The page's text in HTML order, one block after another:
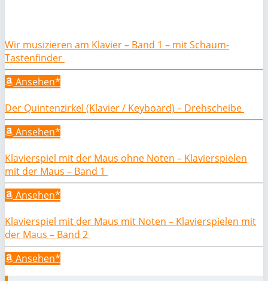
Wir musizieren am Klavier – Band 1 – mit Schaum-
Tastenfinder
Ansehen*
Der Quintenzirkel (Klavier / Keyboard) – Drehscheibe
Ansehen*
Klavierspiel mit der Maus ohne Noten – Klavierspielen
mit der Maus – Band 1
Ansehen*
Klavierspiel mit der Maus mit Noten – Klavierspielen mit
der Maus – Band 2
Ansehen*